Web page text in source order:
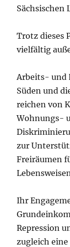
Sächsischen
Trotz dieses
vielfältig
Arbeits- und
Süden und
reichen von
Wohnungs-
zur
Freiräumen
Ihr
Repression
zugleich